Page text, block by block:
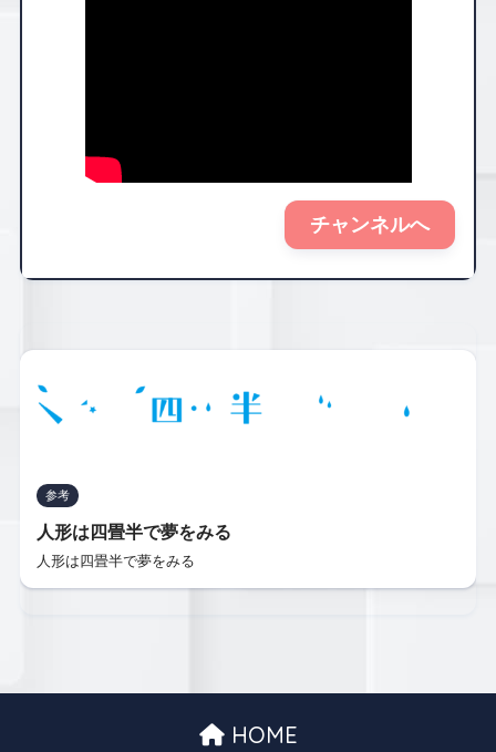
チャンネルへ
参考
人形は四畳半で夢をみる
人形は四畳半で夢をみる
HOME